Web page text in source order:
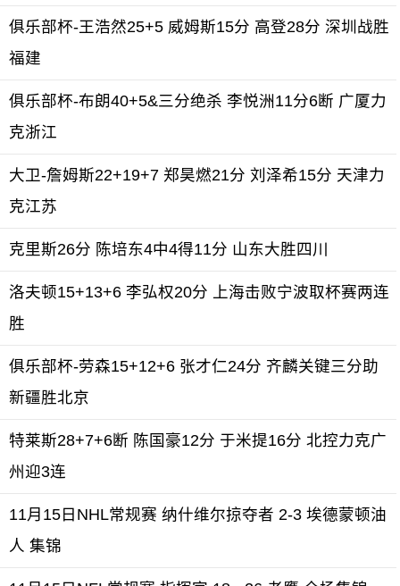
俱乐部杯-王浩然25+5 威姆斯15分 高登28分 深圳战胜
福建
俱乐部杯-布朗40+5&三分绝杀 李悦洲11分6断 广厦力
克浙江
大卫-詹姆斯22+19+7 郑昊燃21分 刘泽希15分 天津力
克江苏
克里斯26分 陈培东4中4得11分 山东大胜四川
洛夫顿15+13+6 李弘权20分 上海击败宁波取杯赛两连
胜
俱乐部杯-劳森15+12+6 张才仁24分 齐麟关键三分助
新疆胜北京
特莱斯28+7+6断 陈国豪12分 于米提16分 北控力克广
州迎3连
11月15日NHL常规赛 纳什维尔掠夺者 2-3 埃德蒙顿油
人 集锦